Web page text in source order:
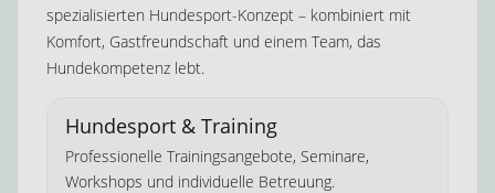
spezialisierten Hundesport-Konzept – kombiniert mit
Komfort, Gastfreundschaft und einem Team, das
Hundekompetenz lebt.
Hundesport & Training
Professionelle Trainingsangebote, Seminare,
Workshops und individuelle Betreuung.